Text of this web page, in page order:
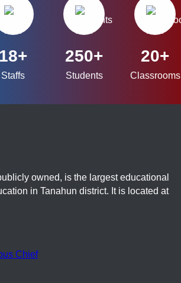
18+
Staffs
250+
Students
20+
Classrooms
owned, is the largest educational
in Tanahun district. It is located at
Chief